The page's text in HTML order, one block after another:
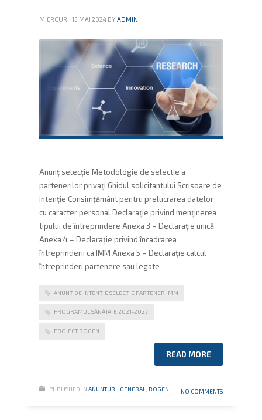
MIERCURI, 15 MAI 2024 BYADMIN
Anunț selecție Metodologie de selectie a
partenerilor privați Ghidul solicitantului Scrisoare de
intenție Consimțământ pentru prelucrarea datelor
cu caracter personal Declarație privind menținerea
tipului de întreprindere Anexa 3 – Declarație unică
Anexa 4 – Declarație privind încadrarea
întreprinderii ca IMM Anexa 5 – Declarație calcul
întreprinderi partenere sau legate
ANUNȚ DE INTENȚIE SELECȚIE PARTENER IMM
PROGRAMUL SĂNĂTATE 2021-2027
PROIECT ROGEN
READ MORE
PUBLISHED IN ANUNTURI GENERAL ROGEN NO COMMENTS